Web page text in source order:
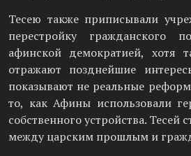
Тесею также приписывали
перестройку гражданского
афинской демократией, хотя
отражают позднейшие
показывают не реальные
то, как Афины использовали
собственного устройства. Тесей
между царским прошлым и